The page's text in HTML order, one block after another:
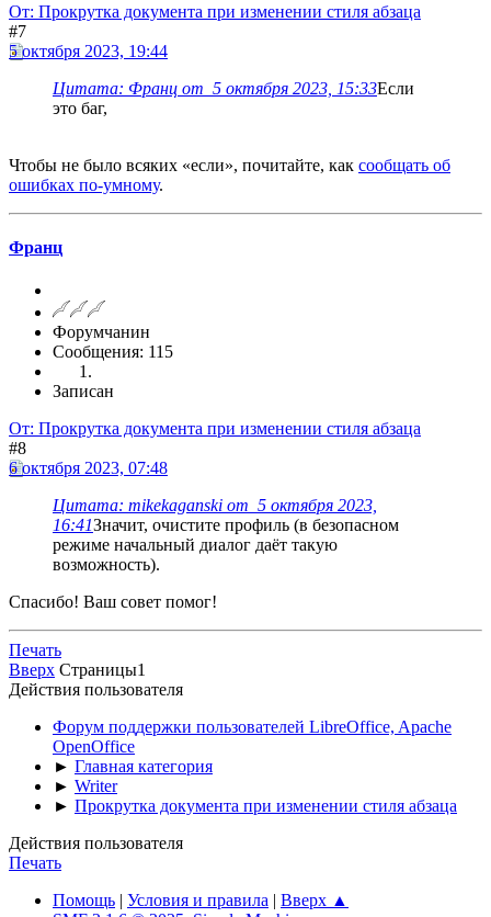
От: Прокрутка документа при изменении стиля абзаца
#7
5 октября 2023, 19:44
Цитата: Франц от 5 октября 2023, 15:33Если
это баг,
Чтобы не было всяких «если», почитайте, как сообщать об
ошибках по-умному.
Франц
Форумчанин
Сообщения: 115
Записан
От: Прокрутка документа при изменении стиля абзаца
#8
6 октября 2023, 07:48
Цитата: mikekaganski от 5 октября 2023,
16:41Значит, очистите профиль (в безопасном
режиме начальный диалог даёт такую
возможность).
Спасибо! Ваш совет помог!
Печать
Вверх Страницы1
Действия пользователя
Форум поддержки пользователей LibreOffice, Apache
OpenOffice
► Главная категория
► Writer
► Прокрутка документа при изменении стиля абзаца
Действия пользователя
Печать
Помощь | Условия и правила | Вверх ▲